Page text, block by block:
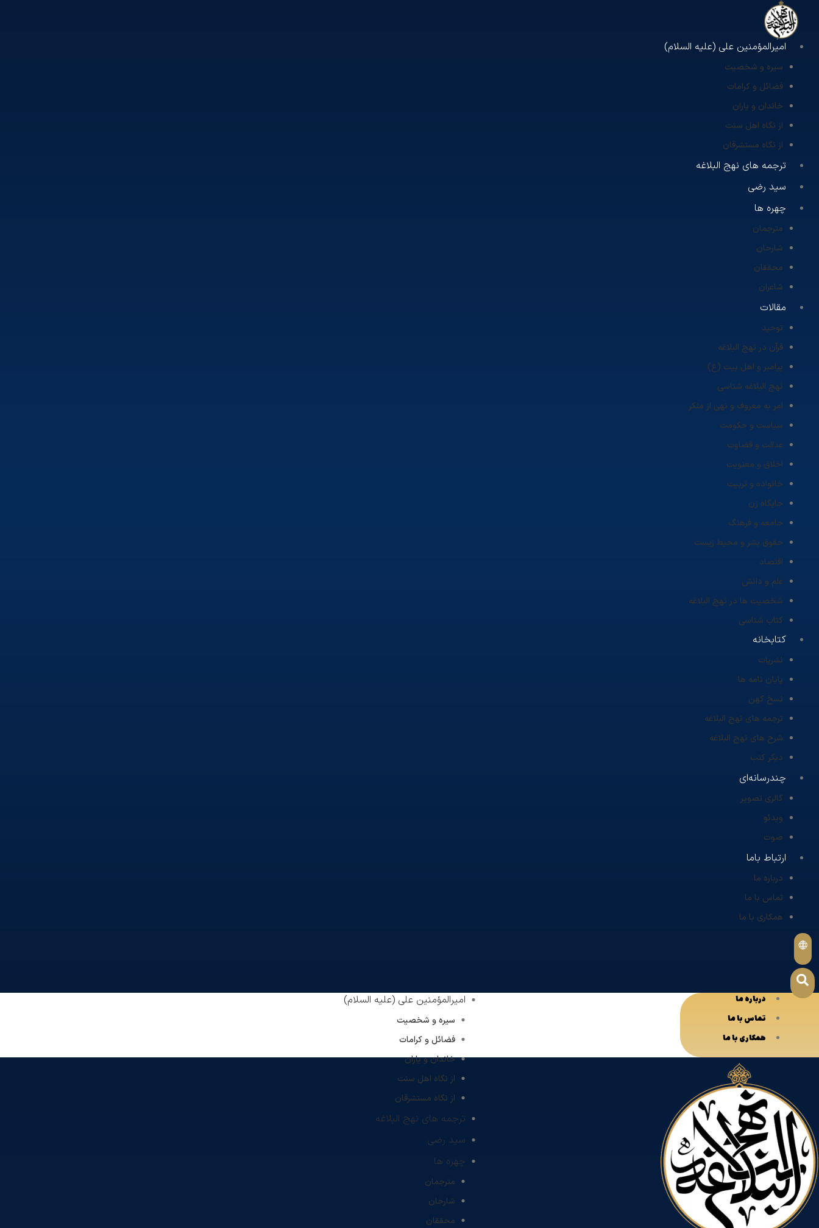
امیرالمؤمنین علی (علیه السلام)
سیره و شخصیت
فضائل و کرامات
خاندان و یاران
از نگاه اهل سنت
از نگاه مستشرقان
ترجمه های نهج البلاغه
سید رضی
چهره ها
مترجمان
شارحان
محققان
شاعران
مقالات
توحید
قرآن در نهج البلاغه
پیامبر و اهل بیت (ع)
نهج البلاغه شناسی
امر به معروف و نهی از منکر
سیاست و حکومت
عدالت و قضاوت
اخلاق و معنویت
خانواده و تربیت
جایگاه زن
جامعه و فرهنگ
حقوق بشر و محیط زیست
اقتصاد
علم و دانش
شخصیت ها در نهج البلاغه
کتاب شناسی
کتابخانه
نشریات
پایان نامه ها
نسخ کهن
ترجمه های نهج البلاغه
شرح های نهج البلاغه
دیگر کتب
چندرسانه‌ای
گالری تصویر
ویدئو
صوت
ارتباط باما
درباره ما
تماس با ما
همکاری با ما
امیرالمؤمنین علی (علیه السلام)
سیره و شخصیت
فضائل و کرامات
خاندان و یاران
از نگاه اهل سنت
از نگاه مستشرقان
ترجمه های نهج البلاغه
سید رضی
چهره ها
مترجمان
شارحان
محققان
درباره ما
تماس با ما
همکاری با ما